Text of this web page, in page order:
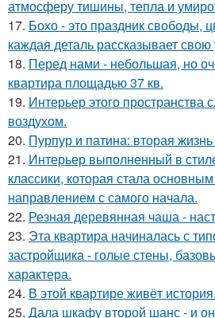
атмосферу тишины, тепла и
17. Бохо - это праздник свободы,
каждая деталь рассказывает
18. Перед нами - небольшая, но
квартира площадью 37 кв.
19. Интерьер этого пространства
воздухом.
20. Пурпур и патина: вторая
21. Интерьер выполненный в
классики, которая стала
направлением с самого начала.
22. Резная деревянная чаша -
23. Эта квартира начиналась с
застройщика - голые стены,
характера.
24. В этой квартире живёт история.
25. Дала шкафу второй шанс - и он